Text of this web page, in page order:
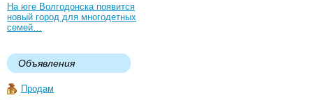
На юге Волгодонска появится
новый город для многодетных
семей…
Объявления
Продам